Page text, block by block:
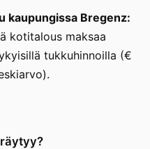
kaupungissa Bregenz:
kotitalous maksaa
tukkuhinnoilla (€